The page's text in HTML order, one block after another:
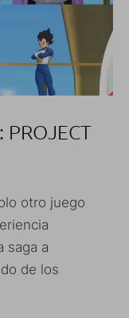
PROJECT
otro juego
saga a
de los